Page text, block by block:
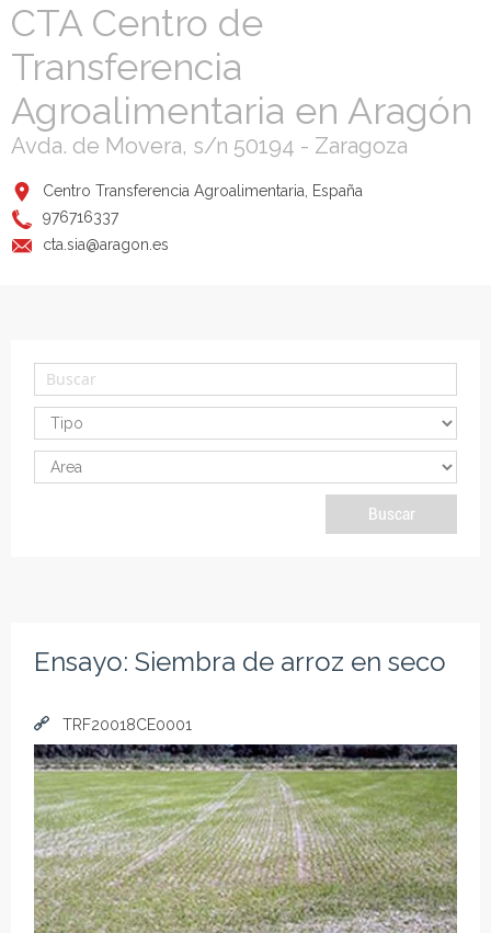
CTA Centro de
Transferencia
Agroalimentaria en Aragón
Avda. de Movera, s/n 50194 - Zaragoza
Centro Transferencia Agroalimentaria, España
976716337
cta.sia@aragon.es
Ensayo: Siembra de arroz en seco
TRF20018CE0001